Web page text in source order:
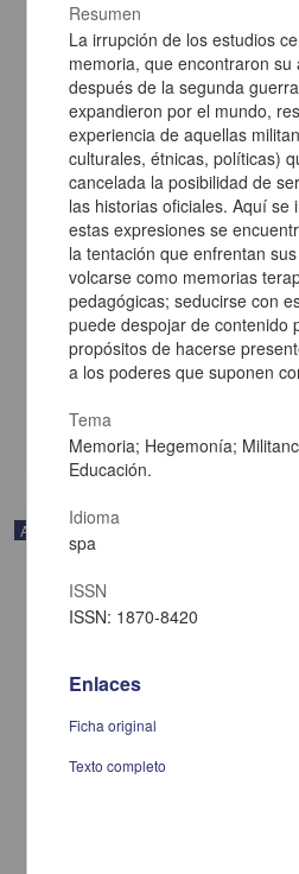
VALIDACIÓN EMPÍRICA DE UN
PARA DEMOSTRAR Y ESTUDIAR EL
OPERANTE.
Pulido Rull, Marco Antonio; Quiroz
Castel, Elizabeth; Bolivar
Camacho, Karla; Castelán Torres,
Morales Cruz, José Antonio;
Zamora, Ximena; Rodríguez Garduño,
de Estudios Superiores Iztacala, UNAM
2015-03-01
Artículo
Resumen
La irrupción de los estudios
memoria, que encontraron su
después de la segunda
expandieron por el mundo,
experiencia de aquellas
culturales, étnicas, políticas)
cancelada la posibilidad de
las historias oficiales. Aquí se
estas expresiones se
la tentación que enfrentan
volcarse como memorias
pedagógicas; seducirse con
puede despojar de contenido
propósitos de hacerse
a los poderes que suponen
Tema
Memoria; Hegemonía;
Educación.
Idioma
spa
ISSN
ISSN: 1870-8420
Enlaces
Ficha original
Texto completo